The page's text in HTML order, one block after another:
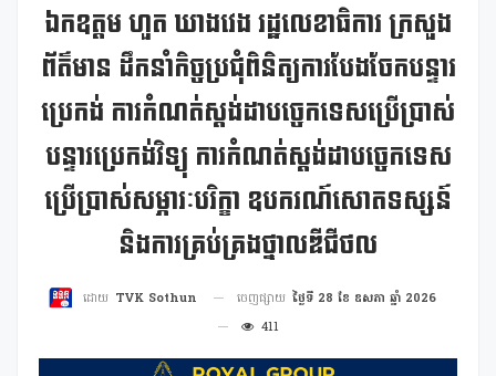
ឯកឧត្តម ហួត ឃាងវេង រដ្ឋលេខាធិការ ក្រសួង
ព័ត៌មាន ដឹកនាំកិច្ចប្រជុំពិនិត្យការបែងចែកបន្ទារ
ប្រេកង់ ការកំណត់ស្តង់ដាបច្ចេកទេសប្រើប្រាស់
បន្ទារប្រេកង់វិទ្យុ ការកំណត់ស្តង់ដាបច្ចេកទេស
ប្រើប្រាស់សម្ភារៈបរិក្ខា ឧបករណ៍សោតទស្សន៍
និងការគ្រប់គ្រងថ្នាលឌីជីថល
ដោយ TVK Sothun ចេញផ្សាយ ថ្ងៃទី 28 ខែ ឧសភា ឆ្នាំ 2026
411